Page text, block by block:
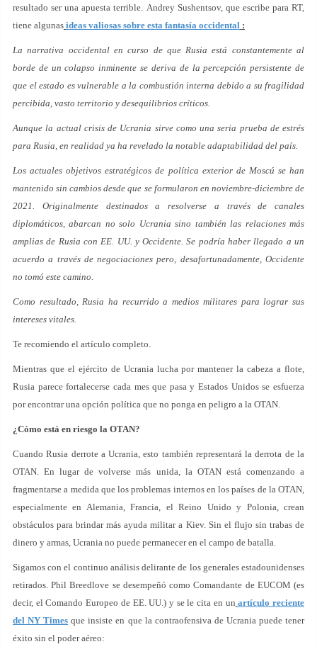
resultado ser una apuesta terrible. Andrey Sushentsov, que escribe para RT,
tiene algunas ideas valiosas sobre esta fantasía occidental :
La narrativa occidental en curso de que Rusia está constantemente al
borde de un colapso inminente se deriva de la percepción persistente de
que el estado es vulnerable a la combustión interna debido a su fragilidad
percibida, vasto territorio y desequilibrios críticos.
Aunque la actual crisis de Ucrania sirve como una seria prueba de estrés
para Rusia, en realidad ya ha revelado la notable adaptabilidad del país.
Los actuales objetivos estratégicos de política exterior de Moscú se han
mantenido sin cambios desde que se formularon en noviembre-diciembre de
2021. Originalmente destinados a resolverse a través de canales
diplomáticos, abarcan no solo Ucrania sino también las relaciones más
amplias de Rusia con EE. UU. y Occidente. Se podría haber llegado a un
acuerdo a través de negociaciones pero, desafortunadamente, Occidente
no tomó este camino.
Como resultado, Rusia ha recurrido a medios militares para lograr sus
intereses vitales.
Te recomiendo el artículo completo.
Mientras que el ejército de Ucrania lucha por mantener la cabeza a flote,
Rusia parece fortalecerse cada mes que pasa y Estados Unidos se esfuerza
por encontrar una opción política que no ponga en peligro a la OTAN.
¿Cómo está en riesgo la OTAN?
Cuando Rusia derrote a Ucrania, esto también representará la derrota de la
OTAN. En lugar de volverse más unida, la OTAN está comenzando a
fragmentarse a medida que los problemas internos en los países de la OTAN,
especialmente en Alemania, Francia, el Reino Unido y Polonia, crean
obstáculos para brindar más ayuda militar a Kiev. Sin el flujo sin trabas de
dinero y armas, Ucrania no puede permanecer en el campo de batalla.
Sigamos con el continuo análisis delirante de los generales estadounidenses
retirados. Phil Breedlove se desempeñó como Comandante de EUCOM (es
decir, el Comando Europeo de EE. UU.) y se le cita en un artículo reciente
del NY Times que insiste en que la contraofensiva de Ucrania puede tener
éxito sin el poder aéreo: